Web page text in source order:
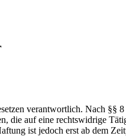
verantwortlich. Nach §§
die auf eine rechtswidrige
ist jedoch erst ab dem